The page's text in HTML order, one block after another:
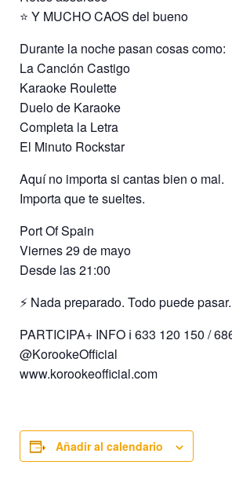
⭐ Y MUCHO CAOS del bueno
Durante la noche pasan cosas como:
La Canción Castigo
Karaoke Roulette
Duelo de Karaoke
Completa la Letra
El Minuto Rockstar
Aquí no importa si cantas bien o mal.
Importa que te sueltes.
Port Of Spain
Viernes 29 de mayo
Desde las 21:00
⚡️ Nada preparado. Todo puede pasar.
PARTICIPA+ INFO ℹ️ 633 120 150 /
@KorookeOfficial
www.korookeofficial.com
Añadir al calendario